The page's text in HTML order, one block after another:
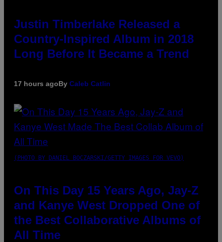
Justin Timberlake Released a
Country-Inspired Album in 2018
Long Before It Became a Trend
17 hours agoBy Caleb Catlin
(PHOTO BY DANIEL BOCZARSKI/GETTY IMAGES FOR VEVO)
On This Day 15 Years Ago, Jay-Z
and Kanye West Dropped One of
the Best Collaborative Albums of
All Time